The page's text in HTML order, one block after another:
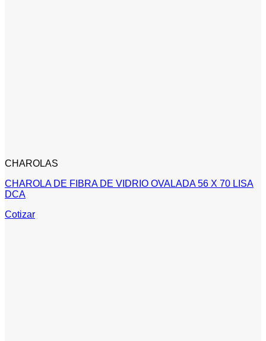
CHAROLAS
CHAROLA DE FIBRA DE VIDRIO OVALADA 56 X 70 LISA
DCA
Cotizar